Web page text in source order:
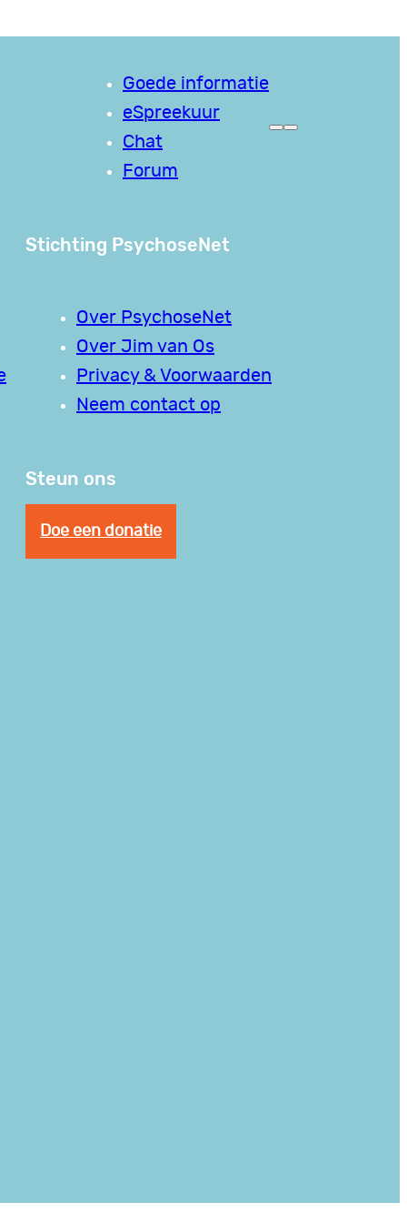
Goede informatie
eSpreekuur
Chat
Forum
Stichting PsychoseNet
Over PsychoseNet
Over Jim van Os
Privacy & Voorwaarden
Neem contact op
Steun ons
Doe een donatie